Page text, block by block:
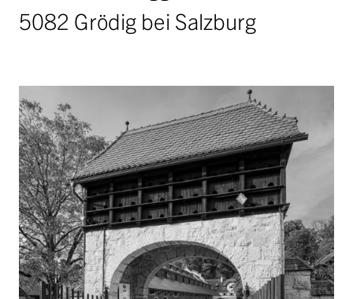
Jobs
Ausschreibungen
anfrage
5082 Grödig bei Salzburg